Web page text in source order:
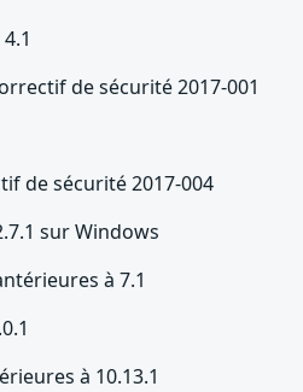
de sécurité 2017-001
de sécurité 2017-004
sur Windows
à 7.1
à 10.13.1